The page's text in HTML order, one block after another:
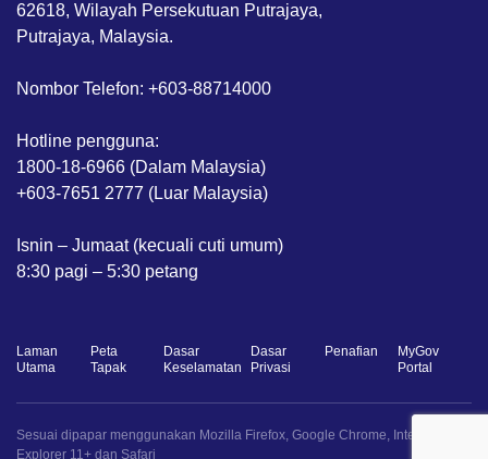
62618, Wilayah Persekutuan Putrajaya,
Putrajaya, Malaysia.
Nombor Telefon: +603-88714000
Hotline pengguna:
1800-18-6966 (Dalam Malaysia)
+603-7651 2777 (Luar Malaysia)
Isnin – Jumaat (kecuali cuti umum)
8:30 pagi – 5:30 petang
Laman
Utama
Peta
Tapak
Dasar
Keselamatan
Dasar
Privasi
Penafian
MyGov
Portal
Sesuai dipapar menggunakan Mozilla Firefox, Google Chrome, Internet
Explorer 11+ dan Safari